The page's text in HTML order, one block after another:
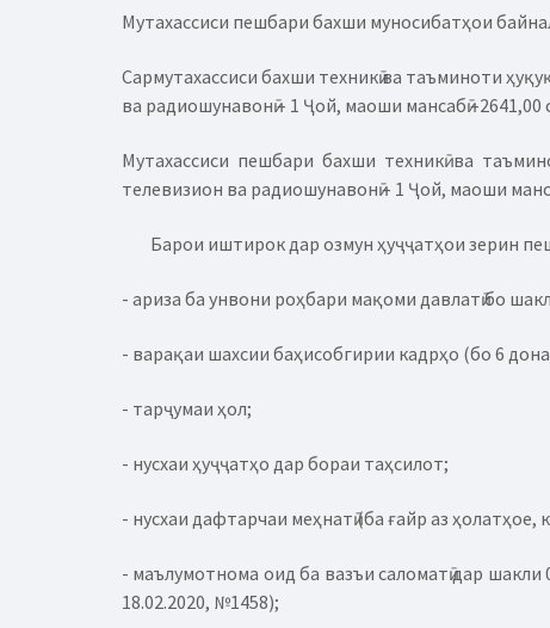
Мутахассиси пешбари бахши муносибатҳои
Сармутахассиси бахши техникӣ ва таъминоти
ва радиошунавонӣ – 1 Ҷой, маоши мансабӣ –2641,00
Мутахассиси пешбари бахши техникӣ ва
телевизион ва радиошунавонӣ – 1 Ҷой, маоши
Барои иштирок дар озмун ҳуҷҷатҳои зерин
- ариза ба унвони роҳбари мақоми давлатӣ бо
- варақаи шахсии баҳисобгирии кадрҳо (бо 6
- тарҷумаи ҳол;
- нусхаи ҳуҷҷатҳо дар бораи таҳсилот;
- нусхаи дафтарчаи меҳнатӣ (ба ғайр аз ҳолатҳое,
- маълумотнома оид ба вазъи саломатӣ дар
18.02.2020, №1458);